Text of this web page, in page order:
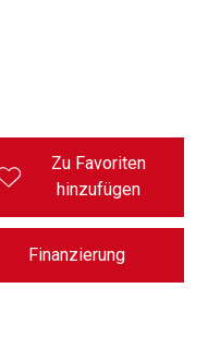
Zu Favoriten
hinzufügen
Finanzierung